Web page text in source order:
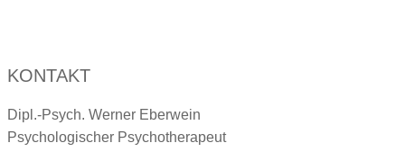
KONTAKT
Dipl.-Psych. Werner Eberwein
Psychologischer Psychotherapeut